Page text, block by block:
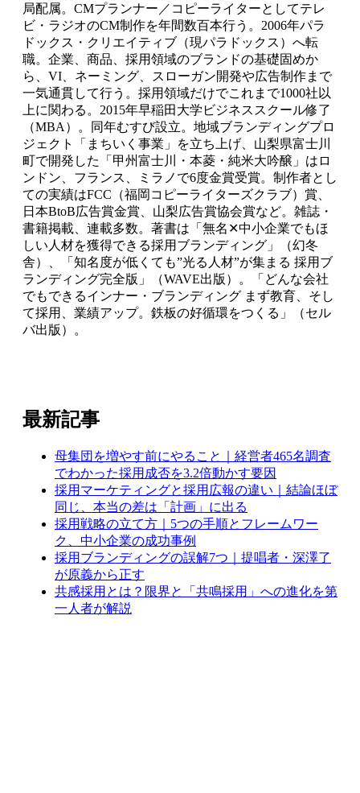
局配属。CMプランナー／コピーライターとしてテレ
ビ・ラジオのCM制作を年間数百本行う。2006年パラ
ドックス・クリエイティブ（現パラドックス）へ転
職。企業、商品、採用領域のブランドの基礎固めか
ら、VI、ネーミング、スローガン開発や広告制作まで
一気通貫して行う。採用領域だけでこれまで1000社以
上に関わる。2015年早稲田大学ビジネススクール修了
（MBA）。同年むすび設立。地域ブランディングプロ
ジェクト「まちいく事業」を立ち上げ、山梨県富士川
町で開発した「甲州富士川・本菱・純米大吟醸」はロ
ンドン、フランス、ミラノで6度金賞受賞。制作者とし
ての実績はFCC（福岡コピーライターズクラブ）賞、
日本BtoB広告賞金賞、山梨広告賞協会賞など。雑誌・
書籍掲載、連載多数。著書は「無名✕中小企業でもほ
しい人材を獲得できる採用ブランディング」（幻冬
舎）、「知名度が低くても”光る人材”が集まる 採用ブ
ランディング完全版」（WAVE出版）。「どんな会社
でもできるインナー・ブランディング まず教育、そし
て採用、業績アップ。鉄板の好循環をつくる」（セル
バ出版）。
最新記事
母集団を増やす前にやること｜経営者465名調査
でわかった採用成否を3.2倍動かす要因
採用マーケティングと採用広報の違い｜結論ほぼ
同じ、本当の差は「計画」に出る
採用戦略の立て方｜5つの手順とフレームワー
ク、中小企業の成功事例
採用ブランディングの誤解7つ｜提唱者・深澤了
が原義から正す
共感採用とは？限界と「共鳴採用」への進化を第
一人者が解説